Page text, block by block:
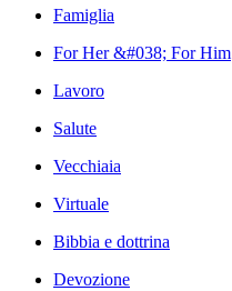
Famiglia
For Her &#038; For Him
Lavoro
Salute
Vecchiaia
Virtuale
Bibbia e dottrina
Devozione